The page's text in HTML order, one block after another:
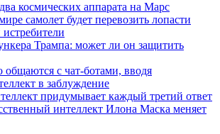
космических аппарата на Марс
самолет будет перевозить лопасти
Трампа: может ли он защитить
с чат-ботами, вводя
в заблуждение
придумывает каждый третий ответ
интеллект Илона Маска меняет